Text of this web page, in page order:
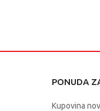
PONUDA
Kupovina